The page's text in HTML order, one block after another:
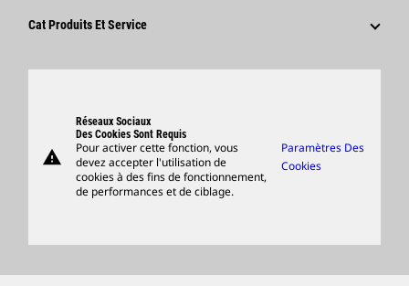
Innovation
Fournisseurs
Cat Produits Et Service
Support
Merchandise
Rechercher Un Concessionnaire
warning
Réseaux Sociaux
Des Cookies Sont Requis
Pour activer cette fonction, vous
devez accepter l'utilisation de
cookies à des fins de fonctionnement,
de performances et de ciblage.
Paramètres Des
Cookies